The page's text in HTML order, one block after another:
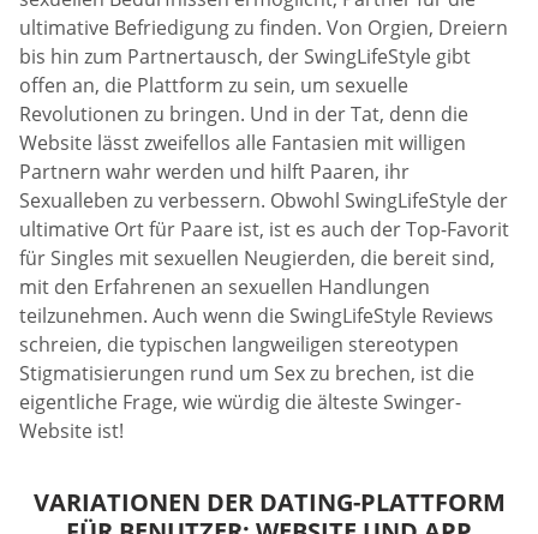
ultimative Befriedigung zu finden. Von Orgien, Dreiern
bis hin zum Partnertausch, der SwingLifeStyle gibt
offen an, die Plattform zu sein, um sexuelle
Revolutionen zu bringen. Und in der Tat, denn die
Website lässt zweifellos alle Fantasien mit willigen
Partnern wahr werden und hilft Paaren, ihr
Sexualleben zu verbessern. Obwohl SwingLifeStyle der
ultimative Ort für Paare ist, ist es auch der Top-Favorit
für Singles mit sexuellen Neugierden, die bereit sind,
mit den Erfahrenen an sexuellen Handlungen
teilzunehmen. Auch wenn die SwingLifeStyle Reviews
schreien, die typischen langweiligen stereotypen
Stigmatisierungen rund um Sex zu brechen, ist die
eigentliche Frage, wie würdig die älteste Swinger-
Website ist!
VARIATIONEN DER DATING-PLATTFORM